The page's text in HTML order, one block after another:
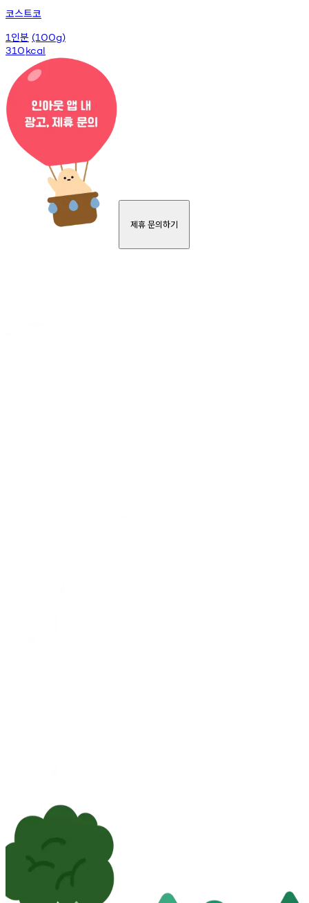
코스트코
1 인분 (100g)
310kcal
제휴 문의하기